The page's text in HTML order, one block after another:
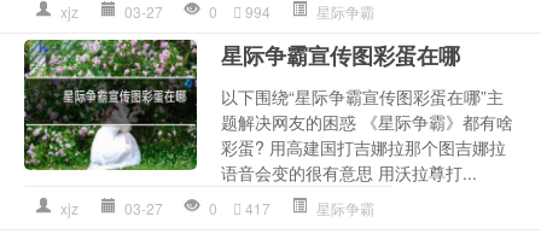
xjz 03-27 0 994 星际争霸
星际争霸宣传图彩蛋在哪
以下围绕“星际争霸宣传图彩蛋在哪”主
题解决网友的困惑 《星际争霸》都有啥
彩蛋? 用高建国打吉娜拉那个图吉娜拉
语音会变的很有意思 用沃拉尊打...
xjz 03-27 0 417 星际争霸